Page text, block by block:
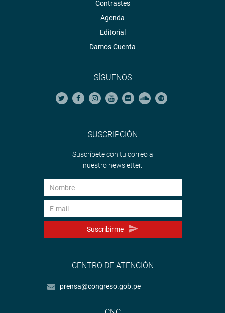
Contrastes
Agenda
Editorial
Damos Cuenta
SÍGUENOS
SUSCRIPCIÓN
Suscríbete con tu correo a
nuestro newsletter.
Suscribirme
CENTRO DE ATENCIÓN
prensa@congreso.gob.pe